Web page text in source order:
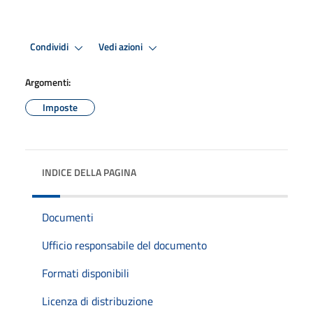
Condividi Vedi azioni
Argomenti:
Imposte
INDICE DELLA PAGINA
Documenti
Ufficio responsabile del documento
Formati disponibili
Licenza di distribuzione